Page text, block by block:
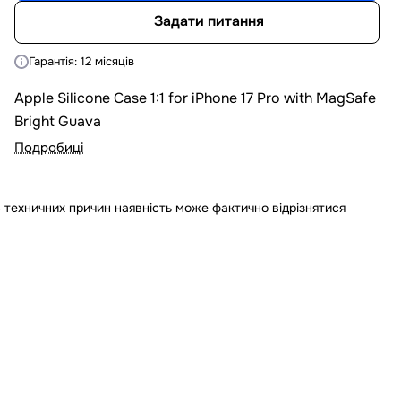
Задати питання
Гарантія: 12 місяців
Apple Silicone Case 1:1 for iPhone 17 Pro with MagSafe
Bright Guava
Подробиці
техничних причин наявність може фактично відрізнятися